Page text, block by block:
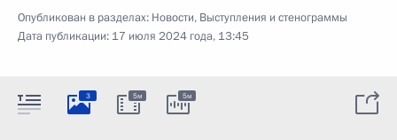
Опубликован в разделах: Новости, Выступления и стенограммы
Дата публикации: 17 июля 2024 года, 13:45
3 5м 5м